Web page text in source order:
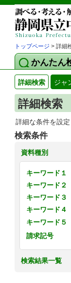
トップページ > 詳細
かんたん
詳細検索 ジャ
詳細検索
詳細な条件を設
検索条件
資料種別
キーワード１
キーワード２
キーワード３
キーワード４
キーワード５
請求記号
検索結果一覧